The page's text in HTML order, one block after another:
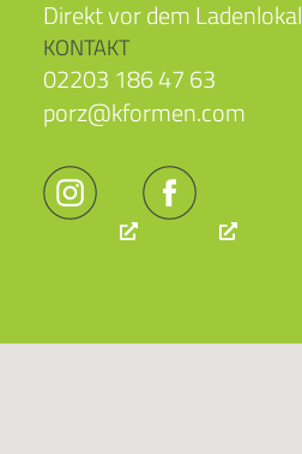
Direkt vor dem Ladenlokal
KONTAKT
02203 186 47 63
porz@kformen.com